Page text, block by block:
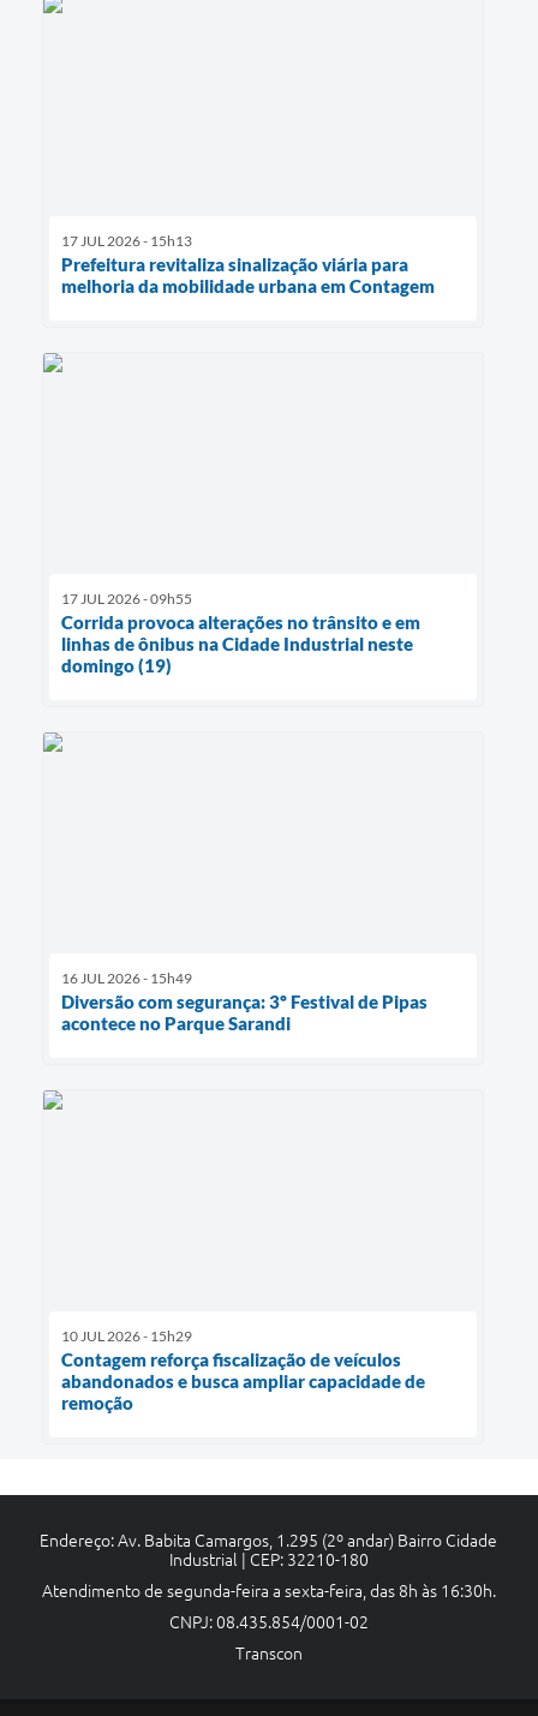
17 JUL 2026 - 15h13
Prefeitura revitaliza sinalização viária para
melhoria da mobilidade urbana em Contagem
17 JUL 2026 - 09h55
Corrida provoca alterações no trânsito e em
linhas de ônibus na Cidade Industrial neste
domingo (19)
16 JUL 2026 - 15h49
Diversão com segurança: 3º Festival de Pipas
acontece no Parque Sarandi
10 JUL 2026 - 15h29
Contagem reforça fiscalização de veículos
abandonados e busca ampliar capacidade de
remoção
Endereço: Av. Babita Camargos, 1.295 (2º andar) Bairro Cidade
Industrial | CEP: 32210-180
Atendimento de segunda-feira a sexta-feira, das 8h às 16:30h.
CNPJ: 08.435.854/0001-02
Transcon